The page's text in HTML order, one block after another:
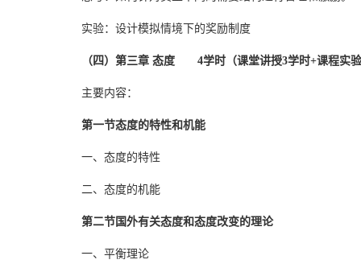
实验：设计模拟情境下的奖励制度
（四）第三章 态度 4学时（课堂讲授3学时+课程实
主要内容：
第一节态度的特性和机能
一、态度的特性
二、态度的机能
第二节国外有关态度和态度改变的理论
一、平衡理论